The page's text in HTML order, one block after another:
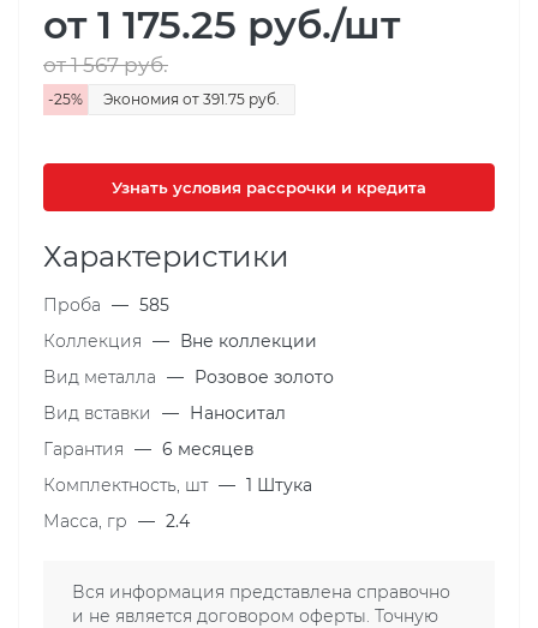
от 1 175.25 руб./шт
от 1 567руб.
-25% Экономия от 391.75 руб.
Узнать условия рассрочки и кредита
Характеристики
Проба — 585
Коллекция — Вне коллекции
Вид металла — Розовое золото
Вид вставки
— Наноситал
Гарантия — 6 месяцев
Комплектность, шт — 1 Штука
Масса, гр — 2.4
Вся информация представлена справочно
и не является договором оферты. Точную